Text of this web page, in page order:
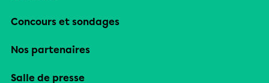
Concours et sondages
Nos partenaires
Salle de presse